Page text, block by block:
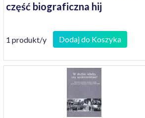
część biograficzna hij
1 produkt/y Dodaj do Koszyka